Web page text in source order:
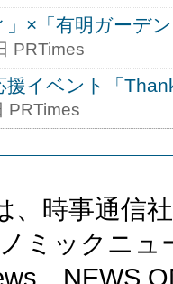
×「有明ガーデ
PRTimes
援イベント「
PRTimes
、時事通信
ミックニ
、NEWS